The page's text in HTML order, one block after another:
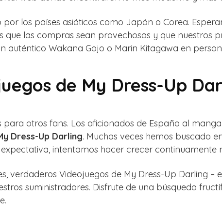
los países asiáticos como Japón o Corea.
que las compras sean provechosas y que nuestros
auténtico Wakana Gojo o Marin Kitagawa en
de My Dress-Up
otros fans. Los aficionados de España al
Dress-Up Darling. Muchas veces hemos buscado
intentamos hacer crecer continuamente
verdaderos Videojuegos de My Dress-Up Darling
suministradores. Disfrute de una búsqueda